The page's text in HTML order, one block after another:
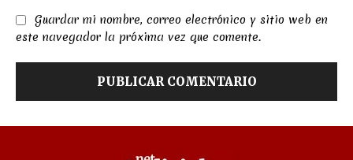
Guardar mi nombre, correo electrónico y sitio web en
este navegador la próxima vez que comente.